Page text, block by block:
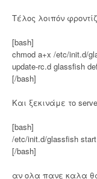
Τέλος λοιπόν
[bash]
chmod a+x /etc/init.d/
update-rc.d glassfish
[/bash]
Και ξεκινάμε το
[bash]
/etc/init.d/glassfish start
[/bash]
αν ολα πανε καλα